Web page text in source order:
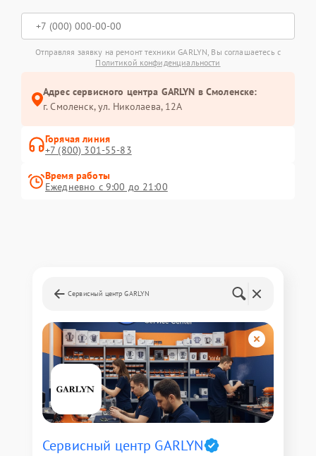
Отправляя заявку на ремонт техники GARLYN, Вы соглашаетесь с
Политикой конфиденциальности
Адрес сервисного центра GARLYN в Смоленске:
г. Смоленск, ул. Николаева, 12А
Горячая линия
+7 (800) 301-55-83
Время работы
Ежедневно с 9:00 до 21:00
Сервисный центр GARLYN
Сервисный центр GARLYN